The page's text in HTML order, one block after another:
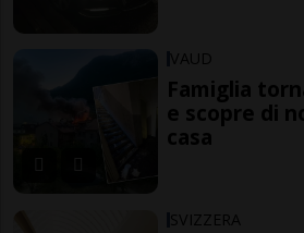
VAUD
Famiglia
e scopre di
casa
SVIZZERA